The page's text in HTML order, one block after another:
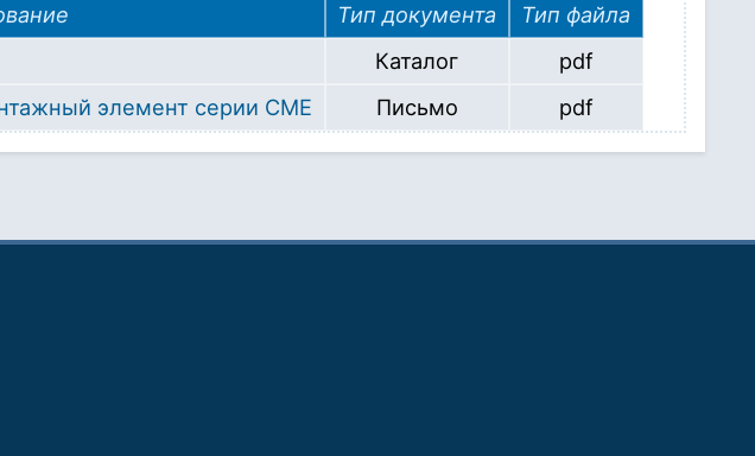
Тип документа
Тип файла
Каталог
pdf
элемент серии CME
Письмо pdf